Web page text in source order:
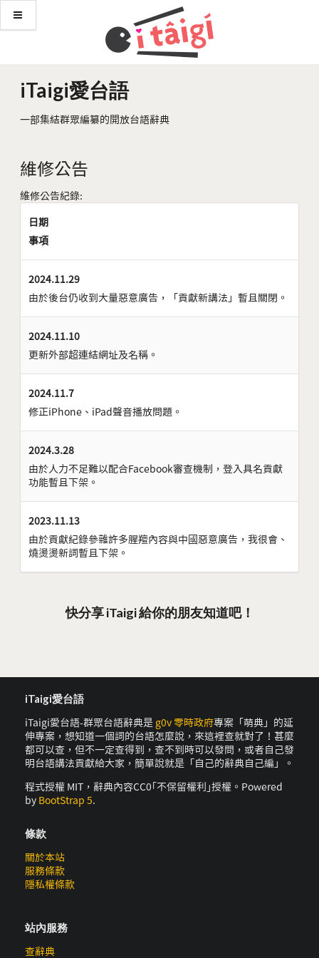
iTaigi愛台語
一部集結群眾編纂的開放台語辭典
維修公告
維修公告紀錄:
日期
事項
2024.11.29
由於後台仍收到大量惡意廣告，「貢獻新講法」暫且關閉。
2024.11.10
更新外部超連結網址及名稱。
2024.11.7
修正iPhone、iPad聲音播放問題。
2024.3.28
由於人力不足難以配合Facebook審查機制，登入具名貢獻
功能暫且下架。
2023.11.13
由於貢獻紀錄參雜許多腥羶內容與中國惡意廣告，我很會、
燒燙燙新詞暫且下架。
快分享 iTaigi 給你的朋友知道吧！
iTaigi愛台語
iTaigi愛台語-群眾台語辭典是 g0v 零時政府專案「萌典」的延
伸專案，想知道一個詞的台語怎麼說，來這裡查就對了！甚麼
都可以查，但不一定查得到，查不到時可以發問，或者自己發
明台語講法貢獻給大家，簡單說就是「自己的辭典自己編」。
程式授權 MIT，辭典內容CC0｢不保留權利｣授權。Powered
by BootStrap 5.
條款
關於本站
服務條款
隱私權條款
站內服務
查辭典